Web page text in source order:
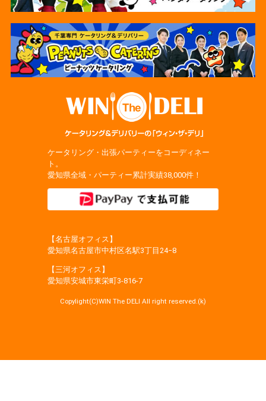
ケータリング・出張パーティーをコーディネー
ト。
愛知県全域・パーティー累計実績38,000件！
【名古屋オフィス】
愛知県名古屋市中村区名駅3丁目24−8
【三河オフィス】
愛知県安城市東栄町3‐816‐7
Copylight(C)WIN The DELI All right reserved.(k)